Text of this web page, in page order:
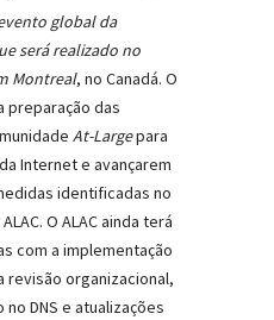
global da
será realizado no
Montreal, no Canadá. O
preparação das
At-Largepara
Internet e avançarem
identificadas no
O ALAC ainda terá
com a implementação
revisão organizacional,
DNS e atualizações